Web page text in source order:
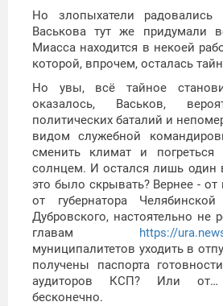
Но злопыхатели радовались
Васькова тут же придумали
Миасса находится в некоей
которой, впрочем, осталась
Но увы, всё тайное
оказалось, Васьков,
политических баталий и
видом служебной
сменить климат и погреться
солнцем. И остался лишь один
это было скрывать? Вернее -
от губернатора
Дубровского, настоятельно не
главам
https://
муниципалитетов уходить в
получены паспорта
аудиторов КСП? Или
бесконечно.